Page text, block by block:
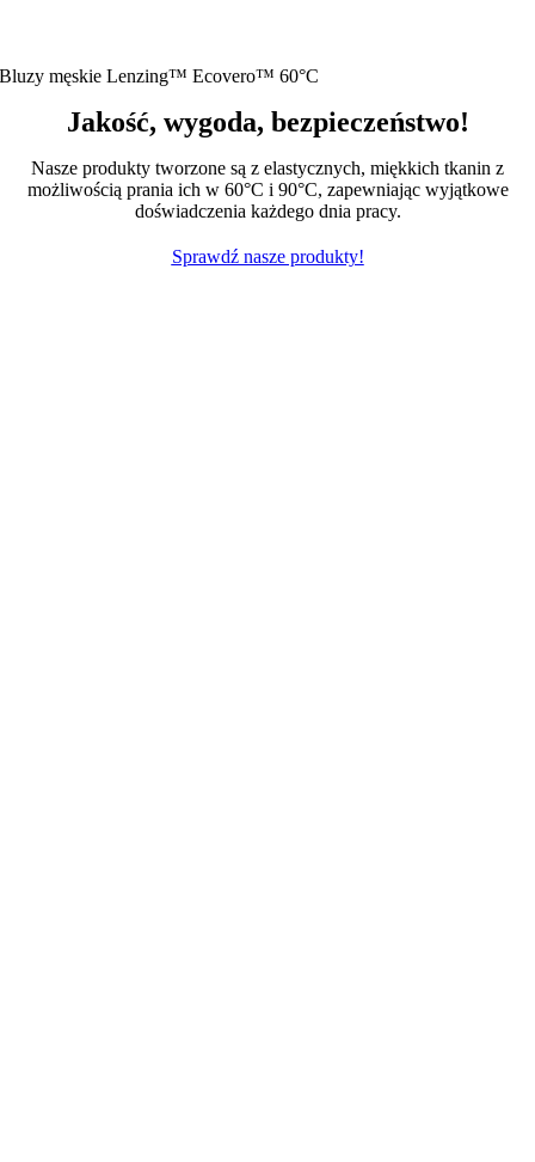
Bluzy męskie Lenzing™ Ecovero™ 60°C
Jakość, wygoda, bezpieczeństwo!
Nasze produkty tworzone są z elastycznych, miękkich tkanin z
możliwością prania ich w 60°C i 90°C, zapewniając wyjątkowe
doświadczenia każdego dnia pracy.
Sprawdź nasze produkty!